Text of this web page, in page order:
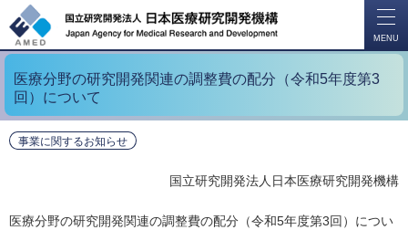
MENU
医療分野の研究開発関連の調整費の配分（令和5年度第3
回）について
事業に関するお知らせ
国立研究開発法人日本医療研究開発機構
医療分野の研究開発関連の調整費の配分（令和5年度第3回）につい